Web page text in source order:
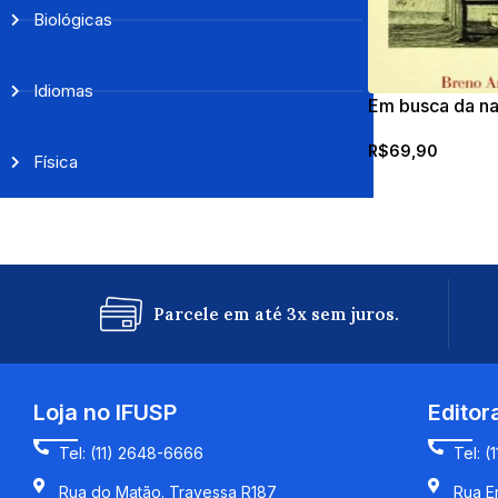
Biológicas
Idiomas
Física
Em busca da
R$69,90
Parcele em até 3x sem juros.
Loja no IFUSP
Tel: (11) 2648-6666
Rua do Matão. Travessa R187
Tel:
Rua